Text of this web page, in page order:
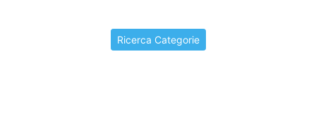
Editorial informationRicerca Categorie